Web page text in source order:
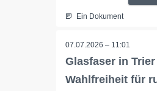
Ein Dokument
07.07.2026 – 11:01
Glasfaser in
Wahlfreiheit für